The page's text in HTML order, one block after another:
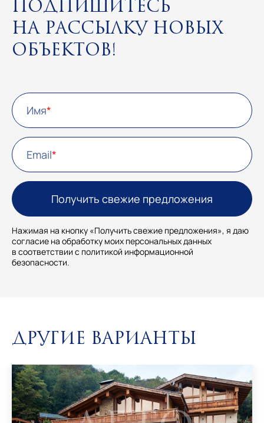
Подпишитесь
на рассылку новых
объектов!
Имя
Email
Нажимая на кнопку «Получить свежие предложения», я даю
согласие на обработку моих персональных данных
в соответствии с политикой информационной
безопасности.
Другие варианты